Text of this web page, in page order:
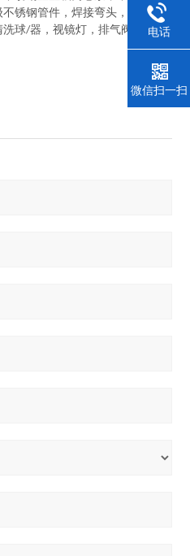
不锈钢管件 ， 焊接弯头，快装弯
洗球/器，视镜灯，排气阀等其它
电话
微信扫一扫